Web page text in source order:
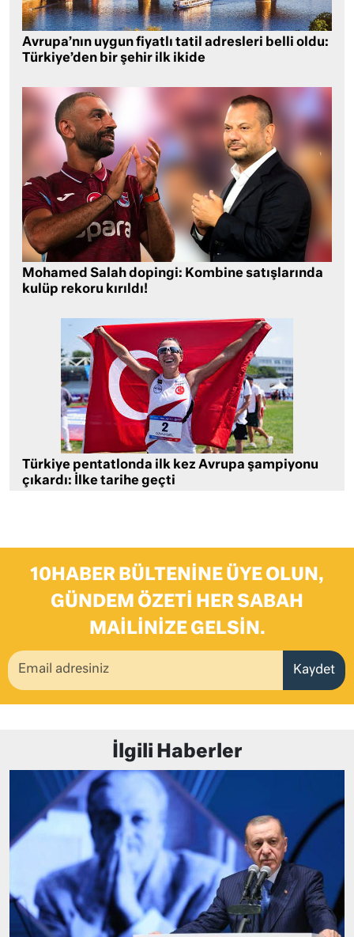
Avrupa’nın uygun fiyatlı tatil adresleri belli oldu:
Türkiye’den bir şehir ilk ikide
Mohamed Salah dopingi: Kombine satışlarında
kulüp rekoru kırıldı!
Türkiye pentatlonda ilk kez Avrupa şampiyonu
çıkardı: İlke tarihe geçti
10HABER BÜLTENINE ÜYE OLUN,
GÜNDEM ÖZETI HER SABAH
MAILINIZE GELSIN.
Kaydet
İlgili Haberler